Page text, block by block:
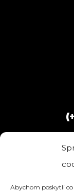
Abychom poskytli